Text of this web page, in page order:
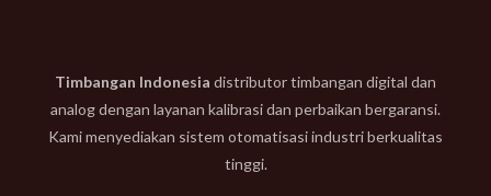
Timbangan Indonesia distributor timbangan digital dan
analog dengan layanan kalibrasi dan perbaikan bergaransi.
Kami menyediakan sistem otomatisasi industri berkualitas
tinggi.